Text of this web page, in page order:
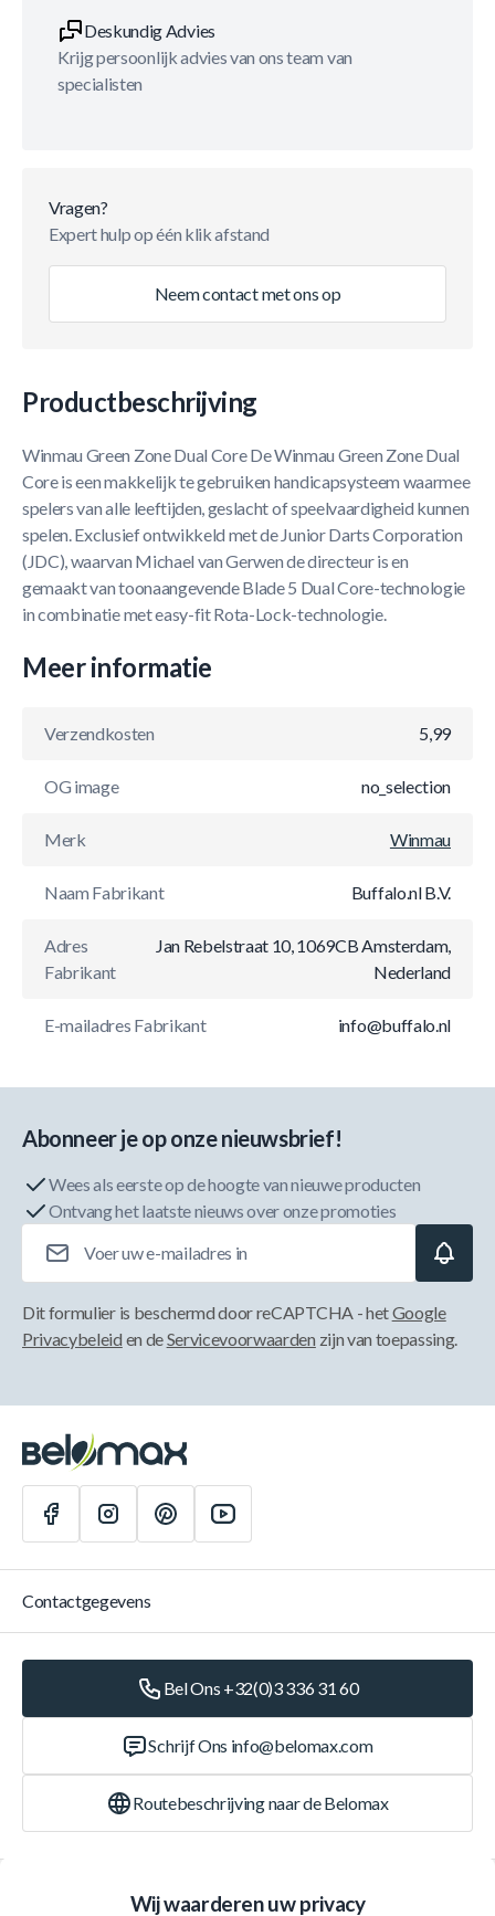
Deskundig Advies
Krijg persoonlijk advies van ons team van
specialisten
Vragen?
Expert hulp op één klik afstand
Neem contact met ons op
Productbeschrijving
Winmau Green Zone Dual Core De Winmau Green Zone Dual
Core is een makkelijk te gebruiken handicapsysteem waarmee
spelers van alle leeftijden, geslacht of speelvaardigheid kunnen
spelen. Exclusief ontwikkeld met de Junior Darts Corporation
(JDC), waarvan Michael van Gerwen de directeur is en
gemaakt van toonaangevende Blade 5 Dual Core-technologie
in combinatie met easy-fit Rota-Lock-technologie.
Meer informatie
Verzendkosten 5,99
OG image no_selection
Merk Winmau
Naam Fabrikant Buffalo.nl B.V.
Adres
Fabrikant
Jan Rebelstraat 10, 1069CB Amsterdam,
Nederland
E-mailadres Fabrikant info@buffalo.nl
Wij waarderen uw privacy
Abonneer je op onze nieuwsbrief!
Wees als eerste op de hoogte van nieuwe producten
Ontvang het laatste nieuws over onze promoties
Dit formulier is beschermd door reCAPTCHA - hetGoogle
Privacybeleid en deServicevoorwaarden zijn van toepassing.
Contactgegevens
Bel Ons +32(0)3 336 31 60
Schrijf Ons info@belomax.com
Routebeschrijving naar de Belomax